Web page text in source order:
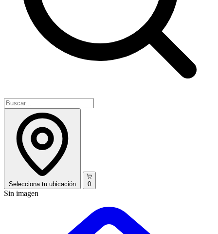
Selecciona tu ubicación 0
Sin imagen